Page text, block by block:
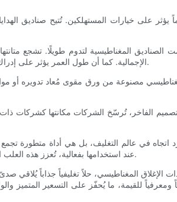
على خيارات المستهلكين. تُتيح صناديق
المغناطيسية لتدوم طويلًا. تشجع
الإجمالية. كما أن طول العمر يؤثر على إدراك العملاء للقيمة؛ إذ غالبًا ما ينظر العملاء إلى المنتجات المغلفة بعبوات متينة على أنها أكثر قيمةً واهتمامًا.
مصنوعة من ورق مقوى مُعاد تدويره أو
الفاخر، تُرسّخ الشركات مكانتها كشركات
في عالم التغليف، بل هي أداة متطورة تجمع
عند استخدامها بفعالية، تُعزز هذه العلب القيمة المُدركة لمنتجك بشكل كبير، وتُميزه في الأسواق المزدحمة، وتُعزز علاقات دائمة مع المستهلكين.
الإغلاق المغناطيسي، حلاً تغليفياً جذاباً
للقيمة، ما يُحفّز على التسعير المتميز